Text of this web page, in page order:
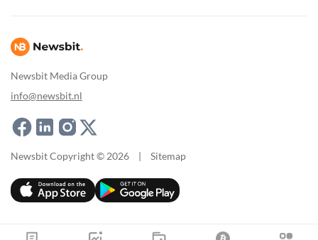
Newsbit Media Group
info@newsbit.nl
Newsbit Copyright © 2026 | Sitemap